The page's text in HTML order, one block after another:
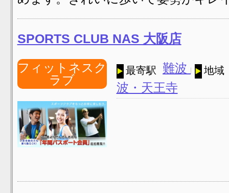
SPORTS CLUB NAS 大阪店
フィットネスク
ラブ
最寄駅 難波 地域
波・天王寺